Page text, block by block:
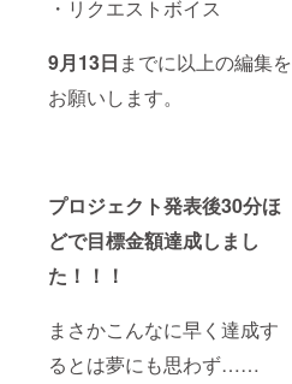
・リクエストボイス
9月13日 までに以上の編集を
お願いします。
プロジェクト発表後30分ほ
どで目標金額達成しまし
た！！！
まさかこんなに早く達成す
るとは夢にも思わず……